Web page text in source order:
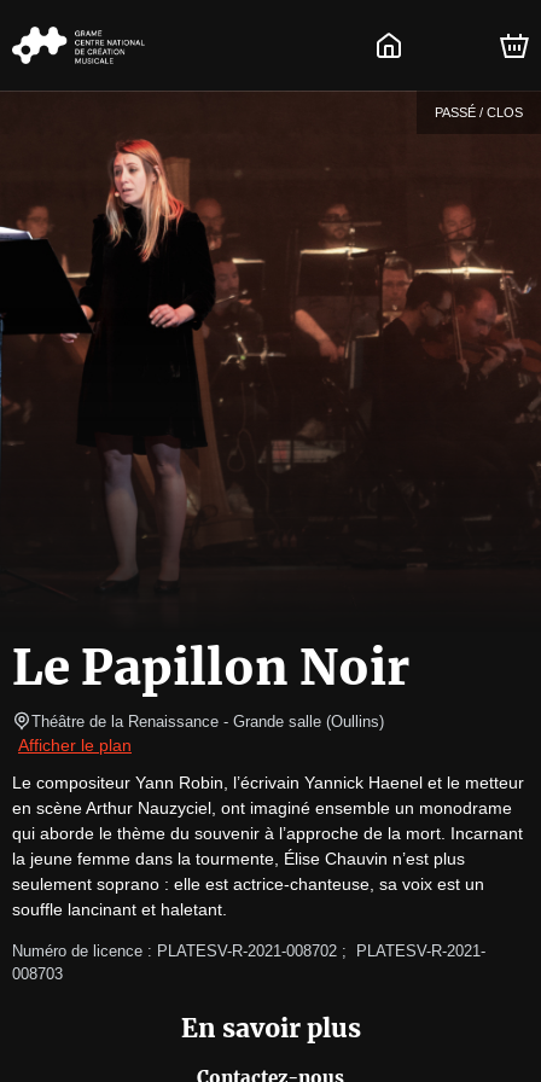
PASSÉ / CLOS
Le Papillon Noir
Théâtre de la Renaissance - Grande salle (Oullins)
Afficher le plan
Le compositeur Yann Robin, l’écrivain Yannick Haenel et le metteur
en scène Arthur Nauzyciel, ont imaginé ensemble un monodrame
qui aborde le thème du souvenir à l’approche de la mort. Incarnant
la jeune femme dans la tourmente, Élise Chauvin n’est plus
seulement soprano : elle est actrice-chanteuse, sa voix est un
souffle lancinant et haletant.
Numéro de licence : PLATESV-R-2021-008702 ;  PLATESV-R-2021-
008703
En savoir plus